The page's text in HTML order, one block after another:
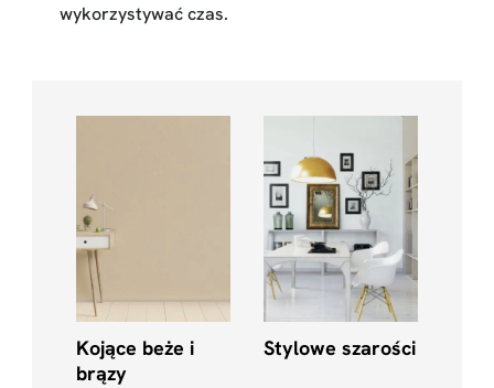
wykorzystywać czas.
Kojące beże i
brązy
Stylowe szarości